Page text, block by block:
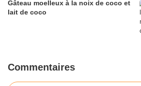
Gâteau moelleux à la noix de coco et
lait de coco
Commentaires